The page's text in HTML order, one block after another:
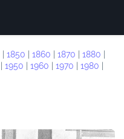
1850 1860 1870 1880
1950 1960 1970 1980